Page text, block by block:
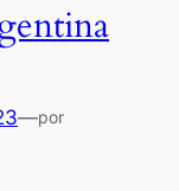
—por